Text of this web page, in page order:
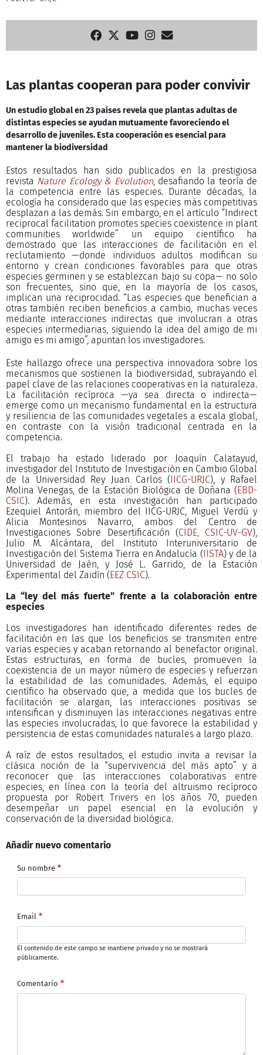
Las plantas cooperan para poder convivir
Un estudio global en 23 países revela que plantas adultas de
distintas especies se ayudan mutuamente favoreciendo el
desarrollo de juveniles. Esta cooperación es esencial para
mantener la biodiversidad
Estos resultados han sido publicados en la prestigiosa
revista Nature Ecology & Evolution, desafiando la teoría de
la competencia entre las especies. Durante décadas, la
ecología ha considerado que las especies más competitivas
desplazan a las demás. Sin embargo, en el artículo “Indirect
reciprocal facilitation promotes species coexistence in plant
communities worldwide” un equipo científico ha
demostrado que las interacciones de facilitación en el
reclutamiento —donde individuos adultos modifican su
entorno y crean condiciones favorables para que otras
especies germinen y se establezcan bajo su copa— no solo
son frecuentes, sino que, en la mayoría de los casos,
implican una reciprocidad. “Las especies que benefician a
otras también reciben beneficios a cambio, muchas veces
mediante interacciones indirectas que involucran a otras
especies intermediarias, siguiendo la idea del amigo de mi
amigo es mi amigo”, apuntan los investigadores.
Este hallazgo ofrece una perspectiva innovadora sobre los
mecanismos que sostienen la biodiversidad, subrayando el
papel clave de las relaciones cooperativas en la naturaleza.
La facilitación recíproca —ya sea directa o indirecta—
emerge como un mecanismo fundamental en la estructura
y resiliencia de las comunidades vegetales a escala global,
en contraste con la visión tradicional centrada en la
competencia.
El trabajo ha estado liderado por Joaquín Calatayud,
investigador del Instituto de Investigación en Cambio Global
de la Universidad Rey Juan Carlos (IICG-URJC), y Rafael
Molina Venegas, de la Estación Biológica de Doñana (EBD-
CSIC). Además, en esta investigación han participado
Ezequiel Antorán, miembro del IICG-URJC, Miguel Verdú y
Alicia Montesinos Navarro, ambos del Centro de
Investigaciones Sobre Desertificación (CIDE, CSIC-UV-GV),
Julio M. Alcántara, del Instituto Interuniversitario de
Investigación del Sistema Tierra en Andalucía (IISTA) y de la
Universidad de Jaén, y José L. Garrido, de la Estación
Experimental del Zaidín (EEZ CSIC).
La “ley del más fuerte” frente a la colaboración entre
especies
Los investigadores han identificado diferentes redes de
facilitación en las que los beneficios se transmiten entre
varias especies y acaban retornando al benefactor original.
Estas estructuras, en forma de bucles, promueven la
coexistencia de un mayor número de especies y refuerzan
la estabilidad de las comunidades. Además, el equipo
científico ha observado que, a medida que los bucles de
facilitación se alargan, las interacciones positivas se
intensifican y disminuyen las interacciones negativas entre
las especies involucradas, lo que favorece la estabilidad y
persistencia de estas comunidades naturales a largo plazo.
A raíz de estos resultados, el estudio invita a revisar la
clásica noción de la “supervivencia del más apto” y a
reconocer que las interacciones colaborativas entre
especies, en línea con la teoría del altruismo recíproco
propuesta por Robert Trivers en los años 70, pueden
desempeñar un papel esencial en la evolución y
conservación de la diversidad biológica.
Añadir nuevo comentario
Su nombre
Email
El contenido de este campo se mantiene privado y no se mostrará
públicamente.
Comentario